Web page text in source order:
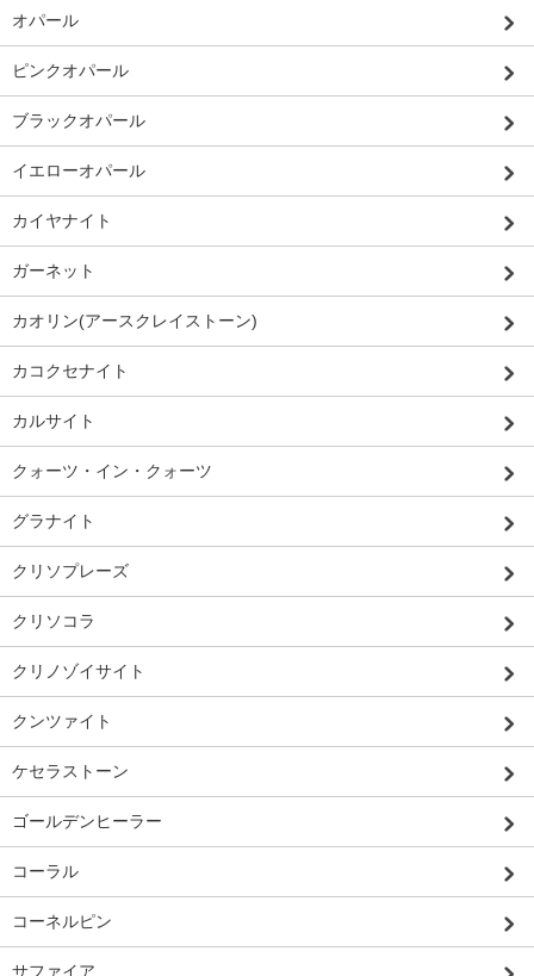
オパール
ピンクオパール
ブラックオパール
イエローオパール
カイヤナイト
ガーネット
カオリン(アースクレイストーン)
カコクセナイト
カルサイト
クォーツ・イン・クォーツ
グラナイト
クリソプレーズ
クリソコラ
クリノゾイサイト
クンツァイト
ケセラストーン
ゴールデンヒーラー
コーラル
コーネルピン
サファイア